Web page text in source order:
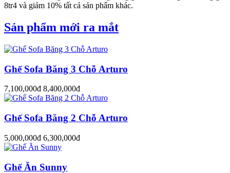
8tr4 và giảm 10% tất cả sản phẩm khác.
Sản phẩm mới ra mắt
Ghế Sofa Băng 3 Chỗ Arturo
7,100,000đ 8,400,000đ
Ghế Sofa Băng 2 Chỗ Arturo
5,000,000đ 6,300,000đ
Ghế Ăn Sunny